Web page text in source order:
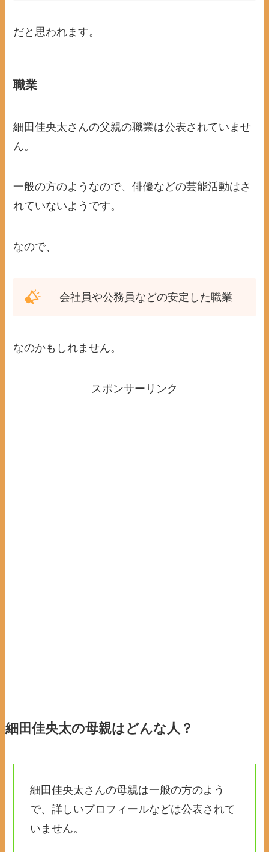
だと思われます。
職業
細田佳央太さんの父親の職業は公表されていませ
ん。
一般の方のようなので、俳優などの芸能活動はさ
れていないようです。
なので、
会社員や公務員などの安定した職業
なのかもしれません。
スポンサーリンク
細田佳央太の母親はどんな人？
細田佳央太さんの母親は一般の方のよう
で、詳しいプロフィールなどは公表されて
いません。